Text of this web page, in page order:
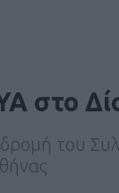
στο
του